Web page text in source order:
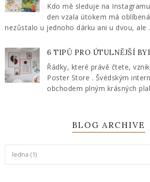
Kdo mě sleduje na
den vzala útokem má
nezůstalo u jednoho dárku ani u dvou, ale
6 TIPŮ PRO ÚTULNĚJŠÍ
Řádky, které právě čtete,
Poster Store . Švédským
obchodem plným krásných
BLOG ARCHIVE